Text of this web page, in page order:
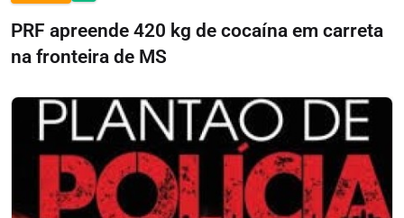
PRF apreende 420 kg de cocaína em carreta
na fronteira de MS